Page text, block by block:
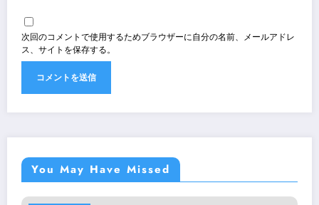
次回のコメントで使用するためブラウザーに自分の名前、メールアドレ
ス、サイトを保存する。
You May Have Missed